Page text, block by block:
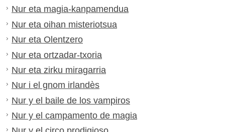
Nur eta magia-kanpamendua
Nur eta oihan misteriotsua
Nur eta Olentzero
Nur eta ortzadar-txoria
Nur eta zirku miragarria
Nur i el gnom irlandès
Nur y el baile de los vampiros
Nur y el campamento de magia